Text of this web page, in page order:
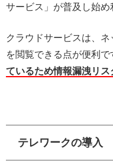
サービス」が普及し始め
クラウドサービスは、
を閲覧できる点が便利で
ているため情報漏洩リス
テレワークの導入